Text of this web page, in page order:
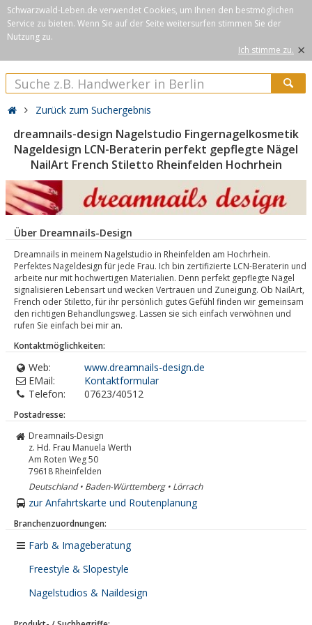
Schwarzwald-Leben.de verwendet Cookies, um Ihnen den bestmöglichen
Service zu bieten. Wenn Sie auf der Seite weitersurfen stimmen Sie der
Nutzung zu.
Ich stimme zu. ×
Zurück zum Suchergebnis
dreamnails-design Nagelstudio Fingernagelkosmetik
Nageldesign LCN-Beraterin perfekt gepflegte Nägel
NailArt French Stiletto Rheinfelden Hochrhein
Über Dreamnails-Design
Dreamnails in meinem Nagelstudio in Rheinfelden am Hochrhein.
Perfektes Nageldesign für jede Frau. Ich bin zertifizierte LCN-Beraterin und
arbeite nur mit hochwertigen Materialien. Denn perfekt gepflegte Nägel
signalisieren Lebensart und wecken Vertrauen und Zuneigung. Ob NailArt,
French oder Stiletto, für ihr persönlich gutes Gefühl finden wir gemeinsam
den richtigen Behandlungsweg. Lassen sie sich einfach verwöhnen und
rufen Sie einfach bei mir an.
Kontaktmöglichkeiten:
Web:
www.dreamnails-design.de
EMail:
Kontaktformular
Telefon:
07623/40512
Postadresse:
Dreamnails-Design
z. Hd. Frau Manuela Werth
Am Roten Weg 50
79618 Rheinfelden
Deutschland • Baden-Württemberg • Lörrach
zur Anfahrtskarte und Routenplanung
Branchenzuordnungen:
Farb & Imageberatung
Freestyle & Slopestyle
Nagelstudios & Naildesign